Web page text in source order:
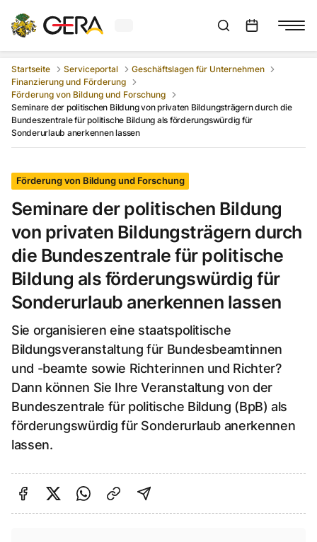
Aktuelles Wetter in GeraSuchleiste anzeigen
Startseite Serviceportal
Geschäftslagen für Unternehmen
Finanzierung und Förderung
Förderung von Bildung und Forschung
Seminare der politischen Bildung von privaten Bildungsträgern durch die
Bundeszentrale für politische Bildung als förderungswürdig für
Sonderurlaub anerkennen lassen
Förderung von Bildung und Forschung
Seminare der politischen Bildung
von privaten Bildungsträgern durch
die Bundeszentrale für politische
Bildung als förderungswürdig für
Sonderurlaub anerkennen lassen
Sie organisieren eine staatspolitische
Bildungsveranstaltung für Bundesbeamtinnen
und -beamte sowie Richterinnen und Richter?
Dann können Sie Ihre Veranstaltung von der
Bundeszentrale für politische Bildung (BpB) als
förderungswürdig für Sonderurlaub anerkennen
lassen.
Auf Facebook teilen
Auf Twitter teilen
Per Link teilen
shareViaEmail